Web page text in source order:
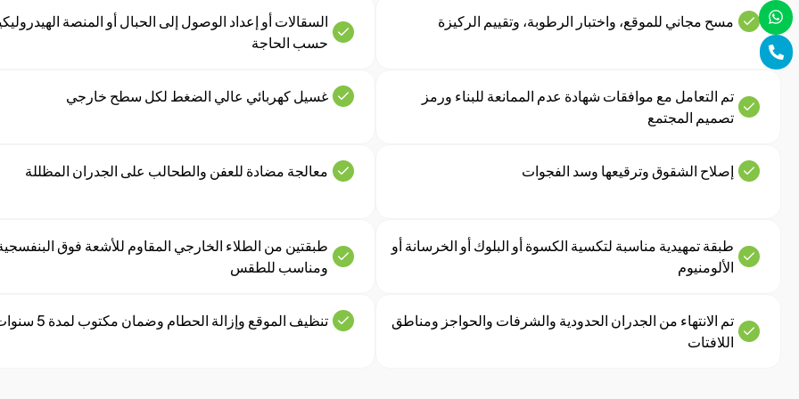
مسح مجاني للموقع، واختبار الرطوبة، وتقييم الركيزة
السقالات أو إعداد الوصول إلى الحبال أو المنصة
حسب الحاجة
تم التعامل مع موافقات شهادة عدم الممانعة للبناء ورمز
تصميم المجتمع
غسيل كهربائي عالي الضغط لكل سطح خارجي
إصلاح الشقوق وترقيعها وسد الفجوات معالجة مضادة للعفن والطحالب على الجدران المظللة
طبقة تمهيدية مناسبة لتكسية الكسوة أو البلوك أو الخرسانة أو
الألومنيوم
طبقتين من الطلاء الخارجي المقاوم للأشعة فوق
ومناسب للطقس
تم الانتهاء من الجدران الحدودية والشرفات والحواجز ومناطق
اللافتات
تنظيف الموقع وإزالة الحطام وضمان مكتوب لمدة 5 سنوات